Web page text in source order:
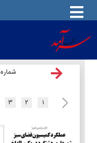
شماره ۱۷۳۴
۱ ۲ ۳